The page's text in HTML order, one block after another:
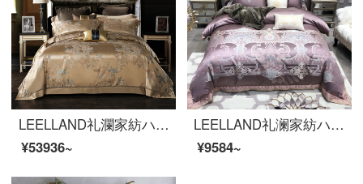
LEELLAND礼瀾家紡ハイエンドシルク四点セット100%シルクアメリカンフラワージャカードシルク寝具両面シルク寝具セット1.8/2.0メートルベッド
¥53936~
LEELLAND礼澜家紡ハイエンド100本のオーディションT 500欧式軽奢全綿ジャカードベッド用品四点セットベッド用品セット伊莉莎1.8-22.0メートルベッド/220*240 cm
¥9584~